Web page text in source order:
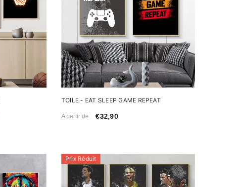
TOILE - EAT SLEEP GAME REPEAT
A partir de €32,90
Prix Réduit